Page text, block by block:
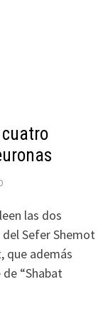
las dos
Sefer Shemot
que además
“Shabat